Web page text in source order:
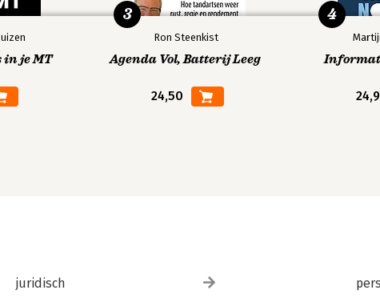
in je MT
Ron Steenkist
Agenda Vol, Batterij Leeg
24,50
3 4
juridisch